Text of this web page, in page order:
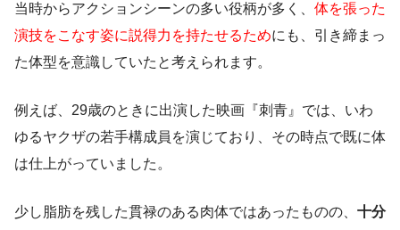
当時からアクションシーンの多い役柄が多く、 体を張った
演技をこなす姿に説得力を持たせるためにも、引き締まっ
た体型を意識していたと考えられます。
例えば、29歳のときに出演した映画『刺青』では、いわ
ゆるヤクザの若手構成員を演じており、その時点で既に体
は仕上がっていました。
少し脂肪を残した貫禄のある肉体ではあったものの、 十分